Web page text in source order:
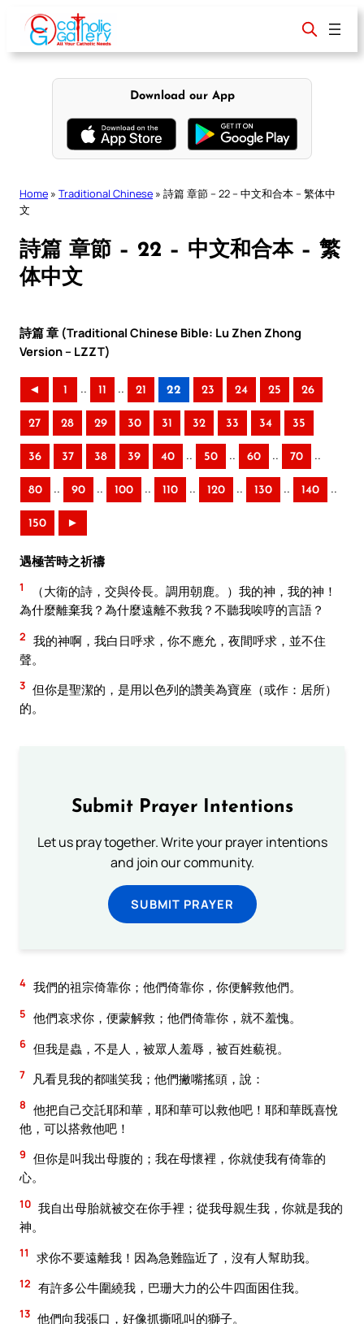
content
Download our App
Home » Traditional Chinese » 詩篇 章節 – 22 – 中文和合本 – 繁体中
文
詩篇 章節 – 22 – 中文和合本 – 繁
体中文
詩篇 章 (Traditional Chinese Bible: Lu Zhen Zhong
Version – LZZT)
◄ 1 .. 11 .. 21 22 23 24 25 26
27 28 29 30 31 32 33 34 35
36 37 38 39 40 .. 50 .. 60 .. 70 ..
80 .. 90 .. 100 .. 110 .. 120 .. 130 .. 140 ..
150 ►
遇極苦時之祈禱
1
（大衛的詩，交與伶長。調用朝鹿。）我的神，我的神！
為什麼離棄我？為什麼遠離不救我？不聽我唉哼的言語？
2 我的神啊，我白日呼求，你不應允，夜間呼求，並不住
聲。
3 但你是聖潔的，是用以色列的讚美為寶座（或作：居所）
的。
Submit Prayer Intentions
Let us pray together. Write your prayer intentions
and join our community.
SUBMIT PRAYER
4 我們的祖宗倚靠你；他們倚靠你，你便解救他們。
5 他們哀求你，便蒙解救；他們倚靠你，就不羞愧。
6 但我是蟲，不是人，被眾人羞辱，被百姓藐視。
7 凡看見我的都嗤笑我；他們撇嘴搖頭，說：
8 他把自己交託耶和華，耶和華可以救他吧！耶和華既喜悅
他，可以搭救他吧！
9 但你是叫我出母腹的；我在母懷裡，你就使我有倚靠的
心。
10 我自出母胎就被交在你手裡；從我母親生我，你就是我的
神。
11 求你不要遠離我！因為急難臨近了，沒有人幫助我。
12 有許多公牛圍繞我，巴珊大力的公牛四面困住我。
13 他們向我張口，好像抓撕吼叫的獅子。